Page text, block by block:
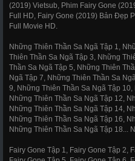
(2019) Vietsub, Phim Fairy Gone
Full HD, Fairy Gone (2019) Bản Đẹp
Full Movie HD.
Những Thiên Thần Sa Ngã Tập 1,
Thiên Thần Sa Ngã Tập 3, Những
Thần Sa Ngã Tập 5, Những Thiên
Ngã Tập 7, Những Thiên Thần Sa
9, Những Thiên Thần Sa Ngã Tập
Những Thiên Thần Sa Ngã Tập 12,
Những Thiên Thần Sa Ngã Tập 14,
Những Thiên Thần Sa Ngã Tập 16,
Những Thiên Thần Sa Ngã Tập 18...
Fairy Gone Tập 1, Fairy Gone Tập 2,